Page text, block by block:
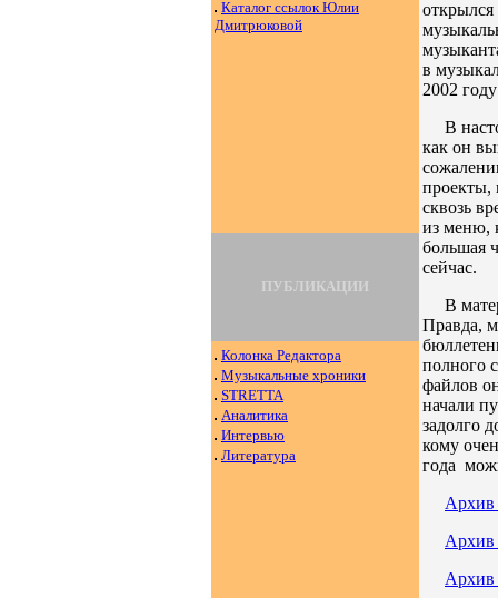
в
2002
В
как он
проекты,
сквозь
из меню,
большая
сейчас.
В
Правда,
полного
файлов
начали
задолго
кому
года
Архив
Архив
Архив
Каталог ссылок Юлии
Дмитрюковой
ПУБЛИКАЦИИ
Колонка Редактора
Музыкальные хроники
STRETTA
Аналитика
Интервью
Литература